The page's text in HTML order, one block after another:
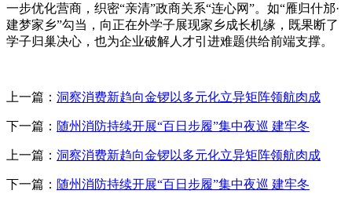
一步优化营商，织密“亲清”政商关系“连心网”。如“雁归什邡·
建梦家乡”勾当，向正在外学子展现家乡成长机缘，既果断了
学子归巢决心，也为企业破解人才引进难题供给前端支撑。
上一篇： 洞察消费新趋向金锣以多元化立异矩阵领航肉成
下一篇： 随州消防持续开展“百日步履”集中夜巡 建牢冬
上一篇： 洞察消费新趋向金锣以多元化立异矩阵领航肉成
下一篇： 随州消防持续开展“百日步履”集中夜巡 建牢冬